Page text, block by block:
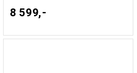
8 599,-